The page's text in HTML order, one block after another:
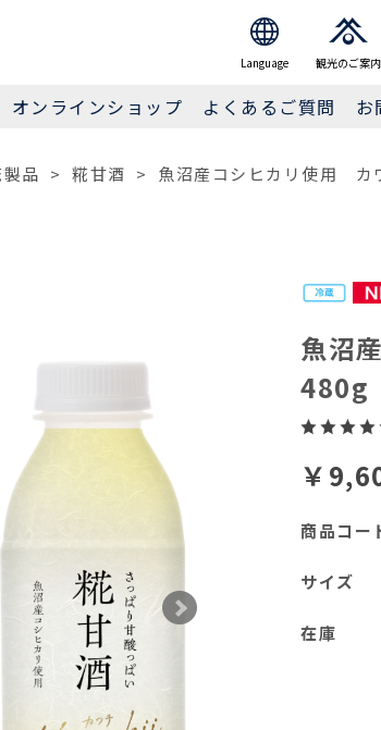
JP
繁体
簡体
Language 観光のご案内
オンラインショップ よくあるご質問 お
品 > 糀甘酒 > 魚沼産コシヒカリ使用
魚沼
480g
￥
商品コー
サイズ
在庫